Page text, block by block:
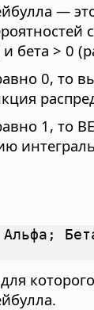
—
бета > 0
0, то
1, то